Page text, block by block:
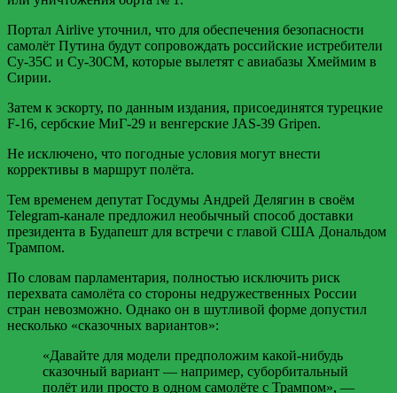
Портал Airlive уточнил, что для обеспечения безопасности
самолёт Путина будут сопровождать российские истребители
Су-35С и Су-30СМ, которые вылетят с авиабазы Хмеймим в
Сирии.
Затем к эскорту, по данным издания, присоединятся турецкие
F-16, сербские МиГ-29 и венгерские JAS-39 Gripen.
Не исключено, что погодные условия могут внести
коррективы в маршрут полёта.
Тем временем депутат Госдумы Андрей Делягин в своём
Telegram-канале предложил необычный способ доставки
президента в Будапешт для встречи с главой США Дональдом
Трампом.
По словам парламентария, полностью исключить риск
перехвата самолёта со стороны недружественных России
стран невозможно. Однако он в шутливой форме допустил
несколько «сказочных вариантов»:
«Давайте для модели предположим какой-нибудь
сказочный вариант — например, суборбитальный
полёт или просто в одном самолёте с Трампом», —